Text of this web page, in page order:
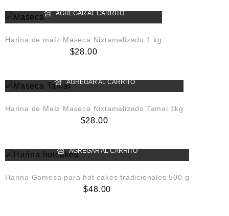
AGREGAR AL CARRITO
Harina de maíz Maseca Nixtamalizado 1 kg
$28.00
AGREGAR AL CARRITO
Harina de Maíz Maseca Nixtamalizado Tamal 1kg
$28.00
AGREGAR AL CARRITO
Harina Gamesa para hot cakes tradicionales 500 g
$48.00